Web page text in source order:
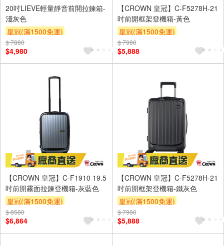
20吋LIEVE輕量靜音前開拉鍊箱-
淺灰色
皇冠(滿1500免運)
$ 7880
$4,980
【CROWN 皇冠】C-F5278H-21
吋前開框架登機箱-黃色
皇冠(滿1500免運)
$ 7980
$5,888
【CROWN 皇冠】C-F1910 19.5
吋前開霧面拉鍊登機箱-灰藍色
皇冠(滿1500免運)
$ 8580
$6,864
【CROWN 皇冠】C-F5278H-21
吋前開框架登機箱-鐵灰色
皇冠(滿1500免運)
$ 7980
$5,888